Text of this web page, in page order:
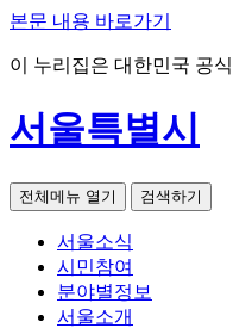
본문 내용 바로가기
이 누리집은 대한민국 공
서울특별시
전체메뉴 열기 검색하기
서울소식
시민참여
분야별정보
서울소개